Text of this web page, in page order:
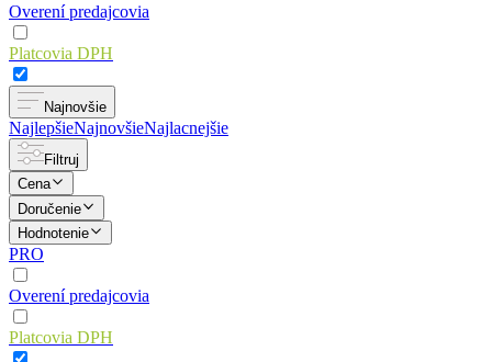
Overení predajcovia
Platcovia DPH
Najnovšie
NajlepšieNajnovšieNajlacnejšie
Filtruj
Cena
Doručenie
Hodnotenie
PRO
Overení predajcovia
Platcovia DPH